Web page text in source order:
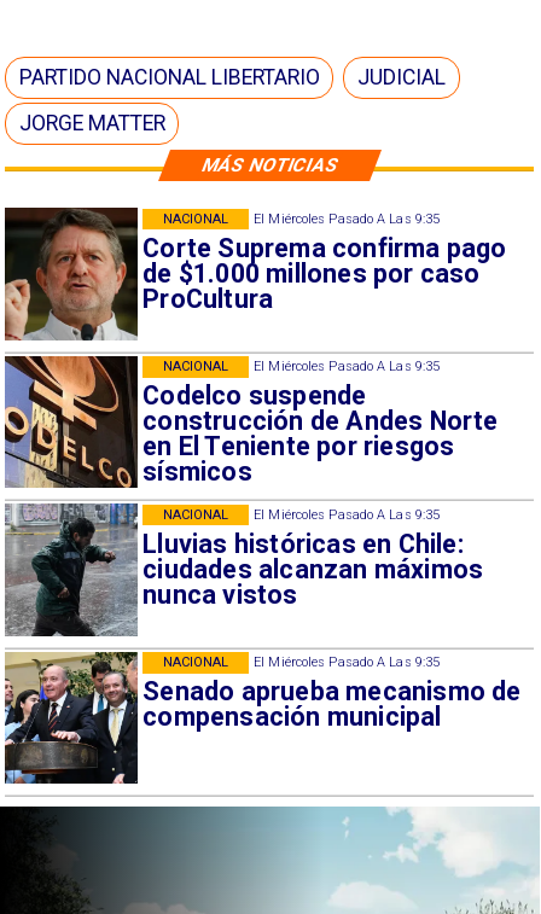
MÁS NOTICIAS
El Miércoles Pasado A Las 9:35
Corte Suprema confirma pago
de $1.000 millones por caso
ProCultura
NACIONAL
El Miércoles Pasado A Las 9:35
Codelco suspende
construcción de Andes Norte
en El Teniente por riesgos
sísmicos
NACIONAL
El Miércoles Pasado A Las 9:35
Lluvias históricas en Chile:
ciudades alcanzan máximos
nunca vistos
NACIONAL
El Miércoles Pasado A Las 9:35
Senado aprueba mecanismo de
compensación municipal
NACIONAL
PARTIDO NACIONAL LIBERTARIO
JUDICIAL
JORGE MATTER